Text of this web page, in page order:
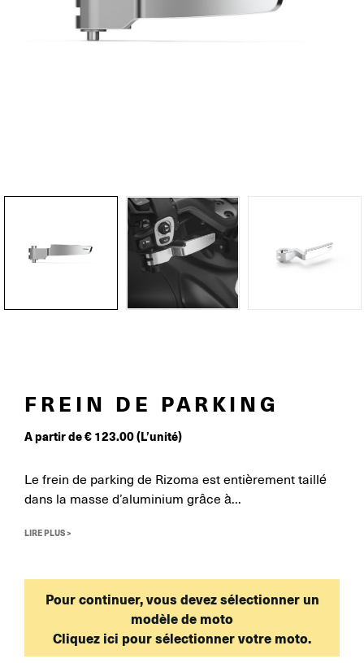
FREIN DE PARKING
A partir de€ 123.00(L’unité)
Le frein de parking de Rizoma est entièrement taillé
dans la masse d’aluminium grâce à...
LIRE PLUS >
Pour continuer, vous devez sélectionner un
modèle de moto
Cliquez ici pour sélectionner votre moto.